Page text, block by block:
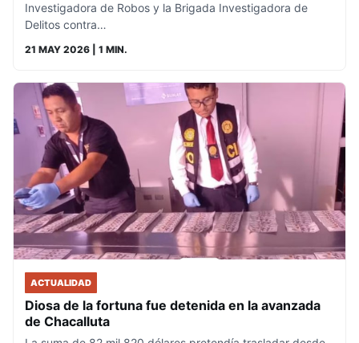
Investigadora de Robos y la Brigada Investigadora de
Delitos contra…
21 MAY 2026 | 1 MIN.
ACTUALIDAD
Diosa de la fortuna fue detenida en la avanzada
de Chacalluta